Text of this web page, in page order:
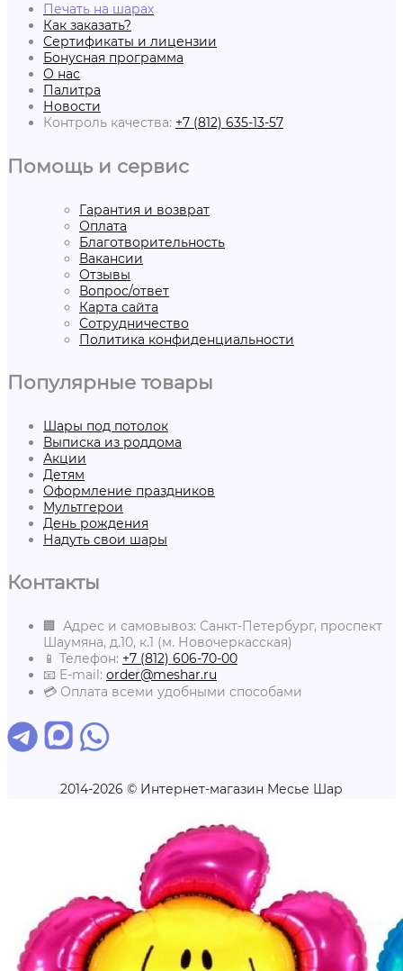
Печать на шарах
Как заказать?
Сертификаты и лицензии
Бонусная программа
О нас
Палитра
Новости
Контроль качества: +7 (812) 635-13-57
Помощь и сервис
Гарантия и возврат
Оплата
Благотворительность
Вакансии
Отзывы
Вопрос/ответ
Карта сайта
Сотрудничество
Политика конфиденциальности
Популярные товары
Шары под потолок
Выписка из роддома
Акции
Детям
Оформление праздников
Мультгерои
День рождения
Надуть свои шары
Контакты
🏢 Адрес и самовывоз: Санкт-Петербург, проспект
Шаумяна, д.10, к.1 (м. Новочеркасская)
📱 Телефон: +7 (812) 606-70-00
📧 E-mail: order@meshar.ru
💳 Оплата всеми удобными способами
2014-2026 © Интернет-магазин Месье Шар